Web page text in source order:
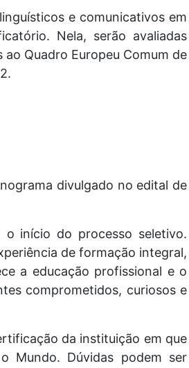
e comunicativos em
Nela, serão avaliadas
Quadro Europeu Comum de
divulgado no edital de
o início do processo seletivo.
de formação integral,
a educação profissional e o
comprometidos, curiosos e
da instituição em que
Mundo. Dúvidas podem ser